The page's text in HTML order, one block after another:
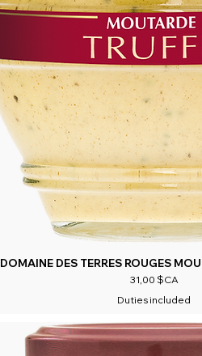
DOMAINE DES TERRES ROUGES
Prix
31,00 $CA
Duties included